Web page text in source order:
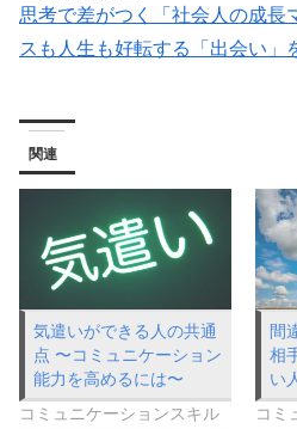
思考で差がつく「社会人の成長
スも人生も好転する「出会い」
関連
気遣いができる人の共通
点 〜コミュニケーション
能力を高めるには〜
コミュニケーションスキル
間
相
い
コミ